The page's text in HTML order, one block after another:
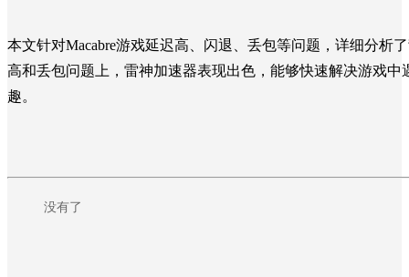
本文针对Macabre游戏延迟高、闪退、丢包等问题，详细分
高和丢包问题上，雷神加速器表现出色，能够快速解决游戏
趣。
没有了